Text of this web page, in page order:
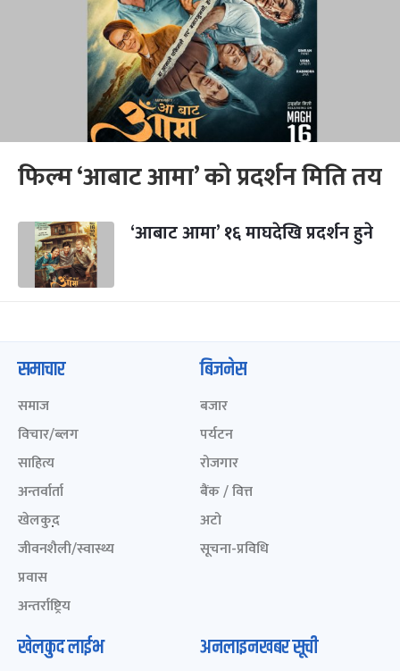
फिल्म ‘आबाट आमा’ को प्रदर्शन मिति तय
‘आबाट आमा’ १६ माघदेखि प्रदर्शन हुने
समाचार
समाज
विचार/ब्लग
साहित्य
अन्तर्वार्ता
खेलकुद़़
जीवनशैली/स्वास्थ्य
प्रवास
अन्तर्राष्ट्रिय
बिजनेस
बजार
पर्यटन
रोजगार
बैंक / वित्त
अटो
सूचना-प्रविधि
खेलकुद लाईभ अनलाइनखबर सूची